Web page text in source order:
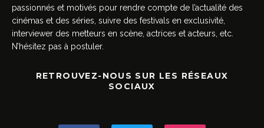
passionnés et motivés pour rendre compte de l’actualité des
cinémas et des séries, suivre des festivals en exclusivité,
interviewer des metteurs en scène, actrices et acteurs, etc.
N’hésitez pas à postuler.
RETROUVEZ-NOUS SUR LES RÉSEAUX
SOCIAUX